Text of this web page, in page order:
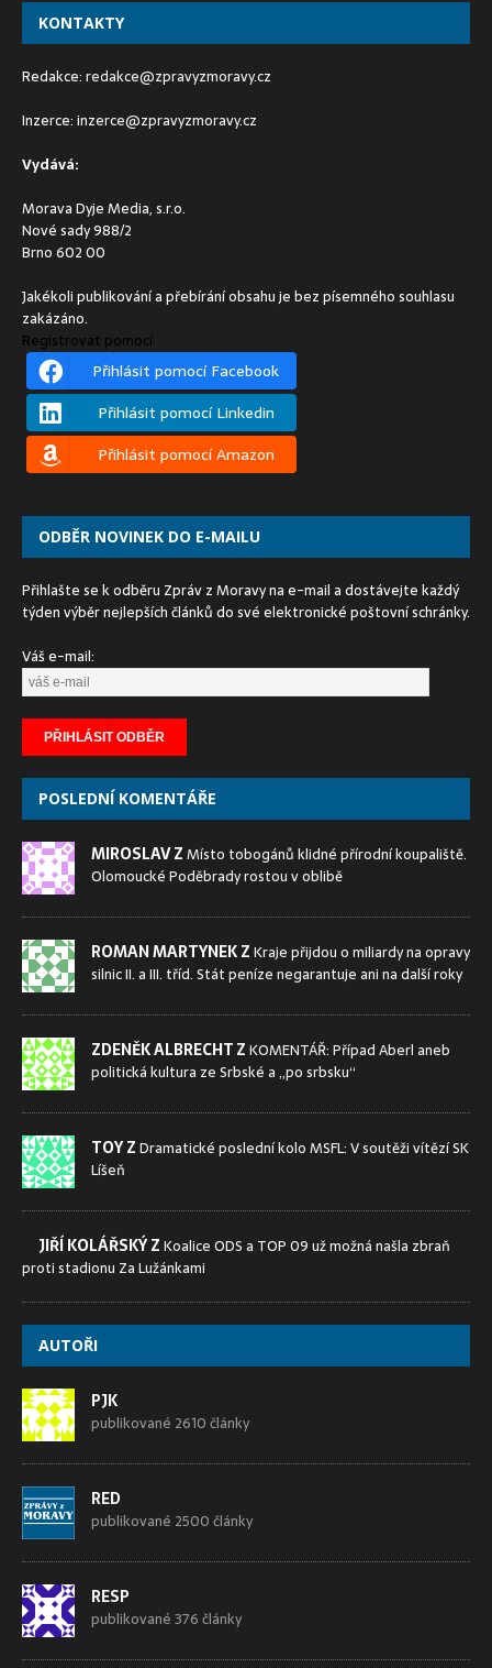
KONTAKTY
Redakce:redakce@zpravyzmoravy.cz
Inzerce:inzerce@zpravyzmoravy.cz
Vydává:
Morava Dyje Media, s.r.o.
Nové sady 988/2
Brno 602 00
Jakékoli publikování a přebírání obsahu je bez písemného souhlasu
zakázáno.
Registrovat pomocí
Přihlásit pomocí Facebook
Přihlásit pomocí Linkedin
Přihlásit pomocí Amazon
ODBĚR NOVINEK DO E-MAILU
Přihlašte se k odběru Zpráv z Moravy na e-mail a dostávejte každý
týden výběr nejlepších článků do své elektronické poštovní schránky.
Váš e-mail:
POSLEDNÍ KOMENTÁŘE
MIROSLAV ZMísto tobogánů klidné přírodní koupaliště.
Olomoucké Poděbrady rostou v oblibě
ROMAN MARTYNEK ZKraje přijdou o miliardy na opravy
silnic II. a III. tříd. Stát peníze negarantuje ani na další roky
ZDENĚK ALBRECHT ZKOMENTÁŘ: Případ Aberl aneb
politická kultura ze Srbské a „po srbsku“
TOY ZDramatické poslední kolo MSFL: V soutěži vítězí SK
Líšeň
JIŘÍ KOLÁŘSKÝ ZKoalice ODS a TOP 09 už možná našla zbraň
proti stadionu Za Lužánkami
AUTOŘI
PJK
publikované 2610 články
RED
publikované 2500 články
RESP
publikované 376 články